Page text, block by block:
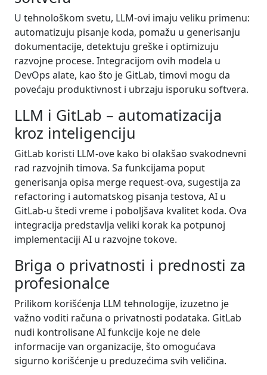
U tehnološkom svetu, LLM-ovi imaju veliku primenu:
automatizuju pisanje koda, pomažu u generisanju
dokumentacije, detektuju greške i optimizuju
razvojne procese. Integracijom ovih modela u
DevOps alate, kao što je GitLab, timovi mogu da
povećaju produktivnost i ubrzaju isporuku softvera.
LLM i GitLab – automatizacija
kroz inteligenciju
GitLab koristi LLM-ove kako bi olakšao svakodnevni
rad razvojnih timova. Sa funkcijama poput
generisanja opisa merge request-ova, sugestija za
refactoring i automatskog pisanja testova, AI u
GitLab-u štedi vreme i poboljšava kvalitet koda. Ova
integracija predstavlja veliki korak ka potpunoj
implementaciji AI u razvojne tokove.
Briga o privatnosti i prednosti za
profesionalce
Prilikom korišćenja LLM tehnologije, izuzetno je
važno voditi računa o privatnosti podataka. GitLab
nudi kontrolisane AI funkcije koje ne dele
informacije van organizacije, što omogućava
sigurno korišćenje u preduzećima svih veličina.